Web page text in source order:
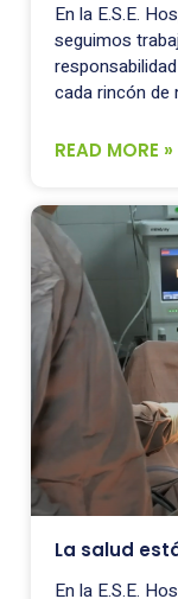
En la E.S.E.
seguimos
cada rincón
READ MORE »
La salud
En la E.S.E.